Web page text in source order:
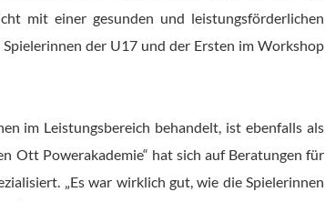
mit einer gesunden und leistungsförderlichen
der U17 und der Ersten im Workshop
im Leistungsbereich behandelt, ist ebenfalls als
Ott Powerakademie“ hat sich auf Beratungen für
„Es war wirklich gut, wie die Spielerinnen